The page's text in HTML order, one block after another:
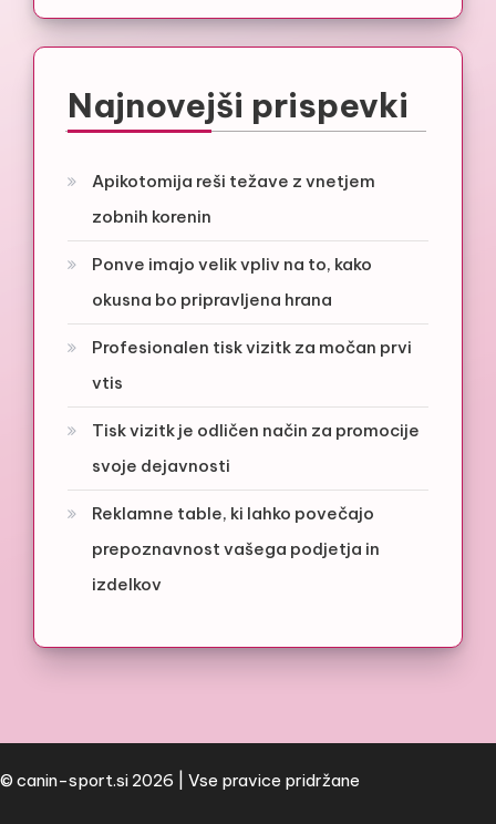
Najnovejši prispevki
Apikotomija reši težave z vnetjem
zobnih korenin
Ponve imajo velik vpliv na to, kako
okusna bo pripravljena hrana
Profesionalen tisk vizitk za močan prvi
vtis
Tisk vizitk je odličen način za promocije
svoje dejavnosti
Reklamne table, ki lahko povečajo
prepoznavnost vašega podjetja in
izdelkov
© canin-sport.si 2026 | Vse pravice pridržane